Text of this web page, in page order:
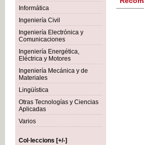
Informática
Ingeniería Civil
Ingeniería Electrónica y
Comunicaciones
Ingeniería Energética,
Eléctrica y Motores
Ingeniería Mecánica y de
Materiales
Lingüística
Otras Tecnologías y Ciencias
Aplicadas
Varios
Col·leccions [+/-]